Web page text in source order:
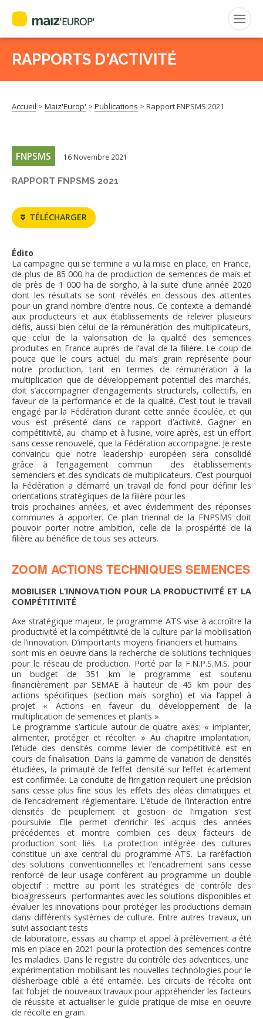
Rechercher
:
MAIZ’EUROP’
AGPM MAÏS DOUX
FNPSMS
CEPM
IRRIGANTS DE FRANCE
GERM-SERVICES
EMPLOI
RAPPORTS D'ACTIVITÉ
Accueil > Maiz'Europ' > Publications > Rapport FNPSMS 2021
FNPSMS 16 Novembre 2021
RAPPORT FNPSMS 2021
TÉLÉCHARGER
Édito
La campagne qui se termine a vu la mise en place, en France,
de plus de 85 000 ha de production de semences de maïs et
de près de 1 000 ha de sorgho, à la suite d’une année 2020
dont les résultats se sont révélés en dessous des attentes
pour un grand nombre d’entre nous. Ce contexte a demandé
aux producteurs et aux établissements de relever plusieurs
défis, aussi bien celui de la rémunération des multiplicateurs,
que celui de la valorisation de la qualité des semences
produites en France auprès de l’aval de la filière. Le coup de
pouce que le cours actuel du maïs grain représente pour
notre production, tant en termes de rémunération à la
multiplication que de développement potentiel des marchés,
doit s’accompagner d’engagements structurels, collectifs, en
faveur de la performance et de la qualité. C’est tout le travail
engagé par la Fédération durant cette année écoulée, et qui
vous est présenté dans ce rapport d’activité. Gagner en
compétitivité, au champ et à l’usine, voire après, est un effort
sans cesse renouvelé, que la Fédération accompagne. Je reste
convaincu que notre leadership européen sera consolidé
grâce à l’engagement commun des établissements
semenciers et des syndicats de multiplicateurs. C’est pourquoi
la Fédération a démarré un travail de fond pour définir les
orientations stratégiques de la filière pour les
trois prochaines années, et avec évidemment des réponses
communes à apporter. Ce plan triennal de la FNPSMS doit
pouvoir porter notre ambition, celle de la prospérité de la
filière au bénéfice de tous ses acteurs.
ZOOM ACTIONS TECHNIQUES SEMENCES
MOBILISER L’INNOVATION POUR LA PRODUCTIVITÉ ET LA
COMPÉTITIVITÉ
Axe stratégique majeur, le programme ATS vise à accroître la
productivité et la compétitivité de la culture par la mobilisation
de l’innovation. D’importants moyens financiers et humains
sont mis en oeuvre dans la recherche de solutions techniques
pour le réseau de production. Porté par la F.N.P.S.M.S. pour
un budget de 351 km le programme est soutenu
financièrement par SEMAE à hauteur de 45 km pour des
actions spécifiques (section maïs sorgho) et via l’appel à
projet « Actions en faveur du développement de la
multiplication de semences et plants ».
Le programme s’articule autour de quatre axes: « implanter,
alimenter, protéger et récolter. » Au chapitre implantation,
l’étude des densités comme levier de compétitivité est en
cours de finalisation. Dans la gamme de variation de densités
étudiées, la primauté de l’effet densité sur l’effet écartement
est confirmée. La conduite de l’irrigation requiert une précision
sans cesse plus fine sous les effets des aléas climatiques et
de l’encadrement réglementaire. L’étude de l’interaction entre
densités de peuplement et gestion de l’irrigation s’est
poursuivie. Elle permet d’enrichir les acquis des années
précédentes et montre combien ces deux facteurs de
production sont liés. La protection intégrée des cultures
constitue un axe central du programme ATS. La raréfaction
des solutions conventionnelles et l’encadrement sans cesse
renforcé de leur usage confèrent au programme un double
objectif : mettre au point les stratégies de contrôle des
bioagresseurs performantes avec les solutions disponibles et
évaluer les innovations pour protéger les productions demain
dans différents systèmes de culture. Entre autres travaux, un
suivi associant tests
de laboratoire, essais au champ et appel à prélèvement a été
mis en place en 2021 pour la protection des semences contre
les maladies. Dans le registre du contrôle des adventices, une
expérimentation mobilisant les nouvelles technologies pour le
désherbage ciblé a été entamée. Les circuits de récolte ont
fait l’objet de nouveaux travaux pour appréhender les facteurs
de réussite et actualiser le guide pratique de mise en oeuvre
de récolte en grain.